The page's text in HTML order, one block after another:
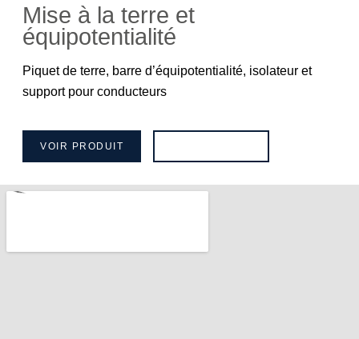
Mise à la terre et
équipotentialité
Piquet de terre, barre d’équipotentialité, isolateur et
support pour conducteurs
VOIR PRODUIT